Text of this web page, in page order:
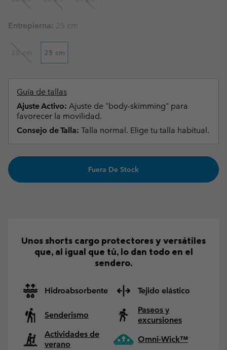
Entrepierna: 25 cm
20 cm 25 cm
Guía de tallas
Ajuste Activo: Ajuste de "body-skimming" para
favorecer la movilidad.
Consejo de Talla: Talla normal. Elige tu talla habitual.
Fuera De Stock
Unos shorts cargo protectores y versátiles
que, al igual que tú, lo dan todo en el
sendero.
Hidroabsorbente Tejido elástico
Senderismo
Paseos y
excursiones
Actividades de
verano
Omni-Wick™